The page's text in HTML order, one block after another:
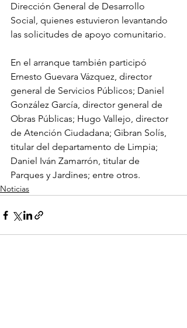
Dirección General de Desarrollo
Social, quienes estuvieron levantando
las solicitudes de apoyo comunitario.
En el arranque también participó
Ernesto Guevara Vázquez, director
general de Servicios Públicos; Daniel
González García, director general de
Obras Públicas; Hugo Vallejo, director
de Atención Ciudadana; Gibran Solís,
titular del departamento de Limpia;
Daniel Iván Zamarrón, titular de
Parques y Jardines; entre otros.
Noticias